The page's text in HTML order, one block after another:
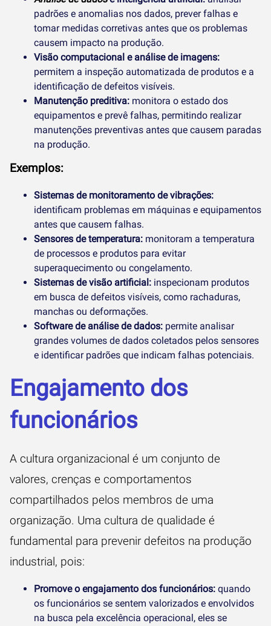
padrões e anomalias nos dados, prever falhas e
tomar medidas corretivas antes que os problemas
causem impacto na produção.
Visão computacional e análise de imagens:
permitem a inspeção automatizada de produtos e a
identificação de defeitos visíveis.
Manutenção preditiva: monitora o estado dos
equipamentos e prevê falhas, permitindo realizar
manutenções preventivas antes que causem paradas
na produção.
Exemplos:
Sistemas de monitoramento de vibrações:
identificam problemas em máquinas e equipamentos
antes que causem falhas.
Sensores de temperatura: monitoram a temperatura
de processos e produtos para evitar
superaquecimento ou congelamento.
Sistemas de visão artificial: inspecionam produtos
em busca de defeitos visíveis, como rachaduras,
manchas ou deformações.
Software de análise de dados: permite analisar
grandes volumes de dados coletados pelos sensores
e identificar padrões que indicam falhas potenciais.
Engajamento dos
funcionários
A cultura organizacional é um conjunto de
valores, crenças e comportamentos
compartilhados pelos membros de uma
organização. Uma cultura de qualidade é
fundamental para prevenir defeitos na produção
industrial, pois:
Promove o engajamento dos funcionários: quando
os funcionários se sentem valorizados e envolvidos
na busca pela excelência operacional, eles se